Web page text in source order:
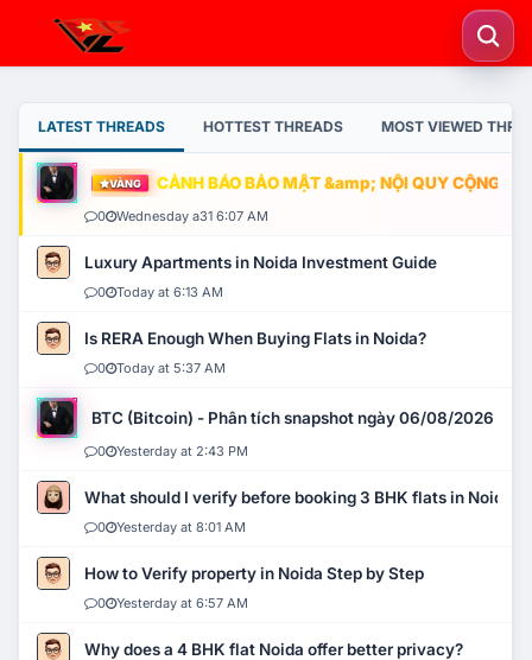
LATEST THREADS HOTTEST THREADS MOST VIEWED
VÀNG CẢNH BÁO BẢO MẬT &amp; NỘI QUY CỘNG
0 Wednesday a31 6:07 AM
Luxury Apartments in Noida Investment Guide
0 Today at 6:13 AM
Is RERA Enough When Buying Flats in Noida?
0 Today at 5:37 AM
BTC (Bitcoin) - Phân tích snapshot ngày 06/08/2026
0 Yesterday at 2:43 PM
What should I verify before booking 3 BHK flats in Noida?
0 Yesterday at 8:01 AM
How to Verify property in Noida Step by Step
0 Yesterday at 6:57 AM
Why does a 4 BHK flat Noida offer better privacy?